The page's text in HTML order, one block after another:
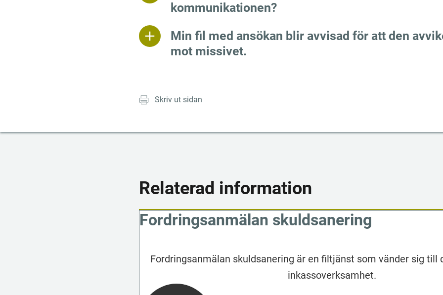
kommunikationen?
Min fil med ansökan blir avvisad för att den
mot missivet.
Skriv ut sidan
Relaterad information
Fordringsanmälan skuldsanering
Fordringsanmälan skuldsanering är en filtjänst som vänder sig till
inkassoverksamhet.